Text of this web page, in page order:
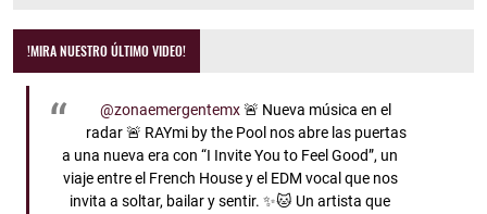
!MIRA NUESTRO ÚLTIMO VIDEO!
@zonaemergentemx🚨 Nueva música en el
radar 🚨 RAYmi by the Pool nos abre las puertas
a una nueva era con “I Invite You to Feel Good”, un
viaje entre el French House y el EDM vocal que nos
invita a soltar, bailar y sentir. ✨🐱 Un artista que